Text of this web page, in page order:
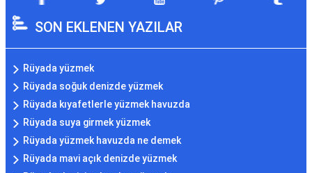
SON EKLENEN YAZILAR
Rüyada yüzmek
Rüyada soğuk denizde yüzmek
Rüyada kıyafetlerle yüzmek havuzda
Rüyada suya girmek yüzmek
Rüyada yüzmek havuzda ne demek
Rüyada mavi açık denizde yüzmek